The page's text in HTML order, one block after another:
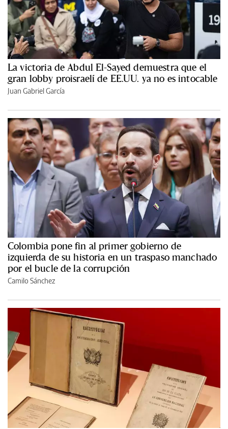
La victoria de Abdul El-Sayed demuestra que el
gran lobby proisraelí de EE.UU. ya no es intocable
Juan Gabriel García
Colombia pone fin al primer gobierno de
izquierda de su historia en un traspaso manchado
por el bucle de la corrupción
Camilo Sánchez